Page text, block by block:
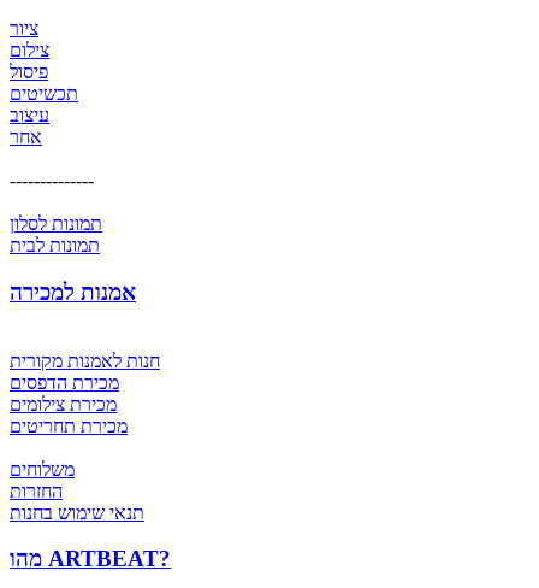
ציור
צילום
פיסול
תכשיטים
עיצוב
אחר
--------------
תמונות לסלון
תמונות לבית
אמנות למכירה
חנות לאמנות מקורית
מכירת הדפסים
מכירת צילומים
מכירת תחריטים
משלוחים
החזרות
תנאי שימוש בחנות
מהו ARTBEAT?